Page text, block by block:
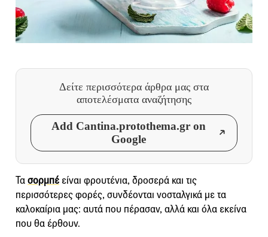
Δείτε περισσότερα άρθρα μας στα
αποτελέσματα αναζήτησης
Add Cantina.protothema.gr on
Google
Τασορμπέ είναι φρουτένια, δροσερά και τις
περισσότερες φορές, συνδέονται νοσταλγικά με τα
καλοκαίρια μας: αυτά που πέρασαν, αλλά και όλα εκείνα
που θα έρθουν.